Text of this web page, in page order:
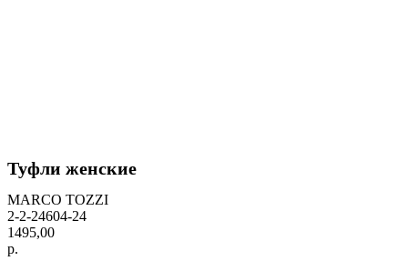
Туфли женские
MARCO TOZZI
2-2-24604-24
1495,00
р.